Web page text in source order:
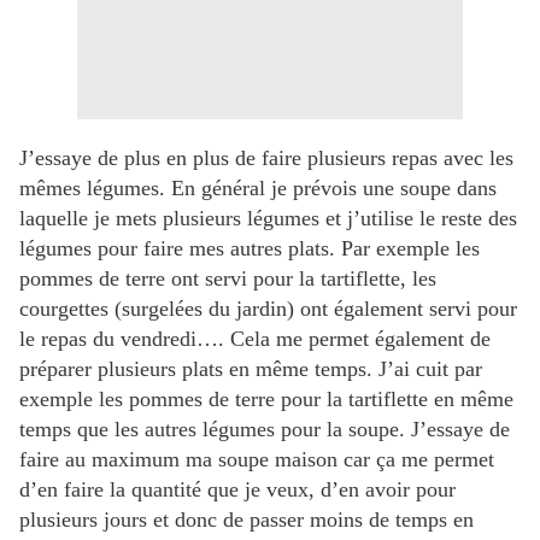
J’essaye de plus en plus de faire plusieurs repas avec les
mêmes légumes. En général je prévois une soupe dans
laquelle je mets plusieurs légumes et j’utilise le reste des
légumes pour faire mes autres plats. Par exemple les
pommes de terre ont servi pour la tartiflette, les
courgettes (surgelées du jardin) ont également servi pour
le repas du vendredi…. Cela me permet également de
préparer plusieurs plats en même temps. J’ai cuit par
exemple les pommes de terre pour la tartiflette en même
temps que les autres légumes pour la soupe. J’essaye de
faire au maximum ma soupe maison car ça me permet
d’en faire la quantité que je veux, d’en avoir pour
plusieurs jours et donc de passer moins de temps en